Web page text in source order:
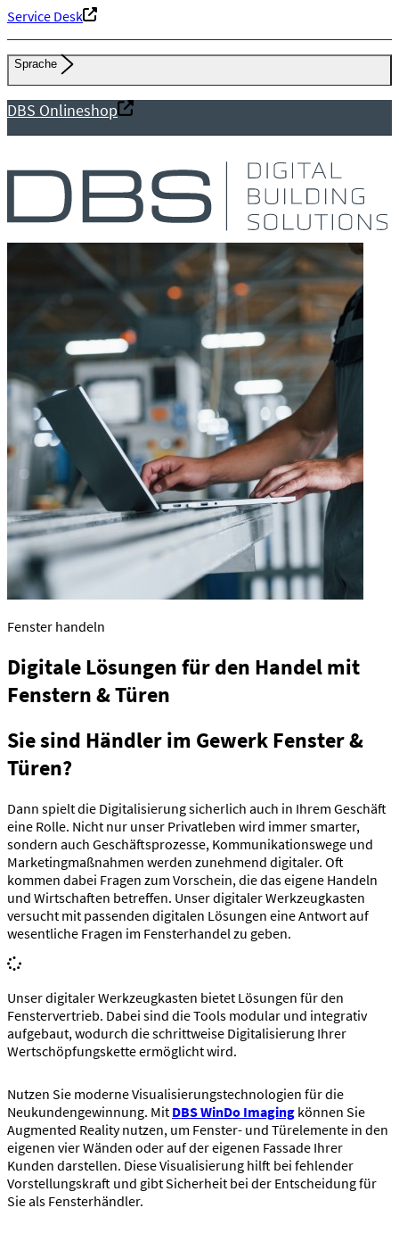
Service Desk
Sprache
DBS Onlineshop
Fenster handeln
Digitale Lösungen für den Handel mit
Fenstern & Türen
Sie sind Händler im Gewerk Fenster &
Türen?
Dann spielt die Digitalisierung sicherlich auch in Ihrem Geschäft
eine Rolle. Nicht nur unser Privatleben wird immer smarter,
sondern auch Geschäftsprozesse, Kommunikationswege und
Marketingmaßnahmen werden zunehmend digitaler. Oft
kommen dabei Fragen zum Vorschein, die das eigene Handeln
und Wirtschaften betreffen. Unser digitaler Werkzeugkasten
versucht mit passenden digitalen Lösungen eine Antwort auf
wesentliche Fragen im Fensterhandel zu geben.
Unser digitaler Werkzeugkasten bietet Lösungen für den
Fenstervertrieb. Dabei sind die Tools modular und integrativ
aufgebaut, wodurch die schrittweise Digitalisierung Ihrer
Wertschöpfungskette ermöglicht wird.
Nutzen Sie moderne Visualisierungstechnologien für die
Neukundengewinnung. Mit DBS WinDo Imaging können Sie
Augmented Reality nutzen, um Fenster- und Türelemente in den
eigenen vier Wänden oder auf der eigenen Fassade Ihrer
Kunden darstellen. Diese Visualisierung hilft bei fehlender
Vorstellungskraft und gibt Sicherheit bei der Entscheidung für
Sie als Fensterhändler.